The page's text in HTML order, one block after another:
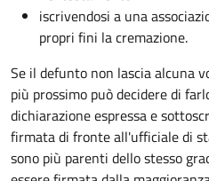
iscrivendosi a una
propri fini la cremazione.
Se il defunto non lascia alcuna
più prossimo può decidere di
dichiarazione espressa e
firmata di fronte all'ufficiale di
sono più parenti dello stesso